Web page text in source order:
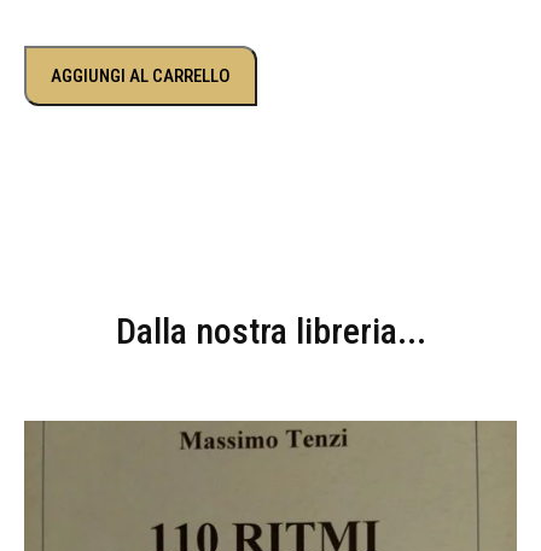
AGGIUNGI AL CARRELLO
Dalla nostra libreria...